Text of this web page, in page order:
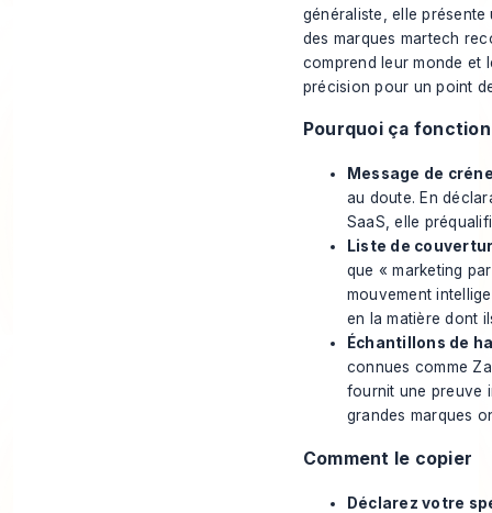
généraliste, elle
des marques martech
comprend leur monde et
précision pour un point
Pourquoi ça
Message de
au doute. En
SaaS, elle
Liste de
que « marketing
mouvement
en la matière dont
Échantillons de
connues comme
fournit une preuve
grandes marques
Comment le copier
Déclarez votre